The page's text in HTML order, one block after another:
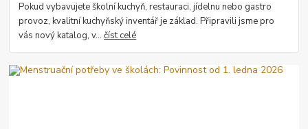
Pokud vybavujete školní kuchyň, restauraci, jídelnu nebo gastro
provoz, kvalitní kuchyňský inventář je základ. Připravili jsme pro
vás nový katalog, v...číst celé